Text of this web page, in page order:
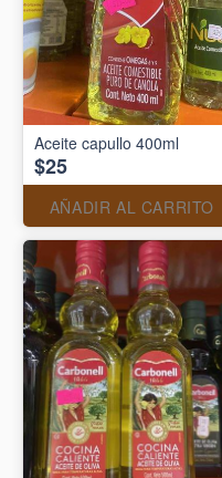
Aceite capullo 400ml
$25
AÑADIR AL CARRITO